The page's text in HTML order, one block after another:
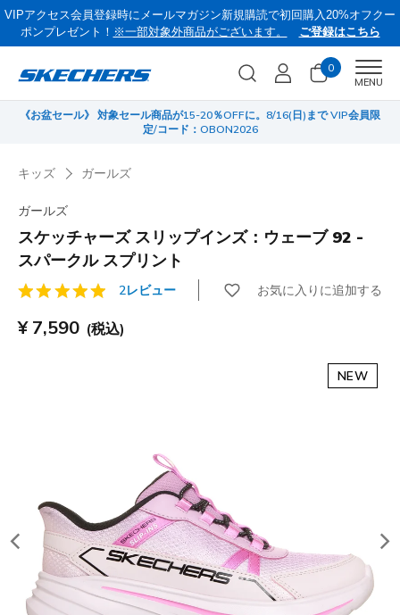
VIPアクセス会員登録時にメールマガジン新規購読で初回購入20%オフクー
ポンプレゼント！ ※一部対象外商品がございます。 ご登録はこちら
0
MENU
《お盆セール》 対象セール商品が15-20％OFFに。8/16(日)まで VIP会員限
定/コード：OBON2026
キッズ ガールズ
ガールズ
スケッチャーズ スリップインズ：ウェーブ 92 -
スパークル スプリント
顧客評価5/5件 2レビュー お気に入りに追加する
¥ 7,590 (税込)
NEW